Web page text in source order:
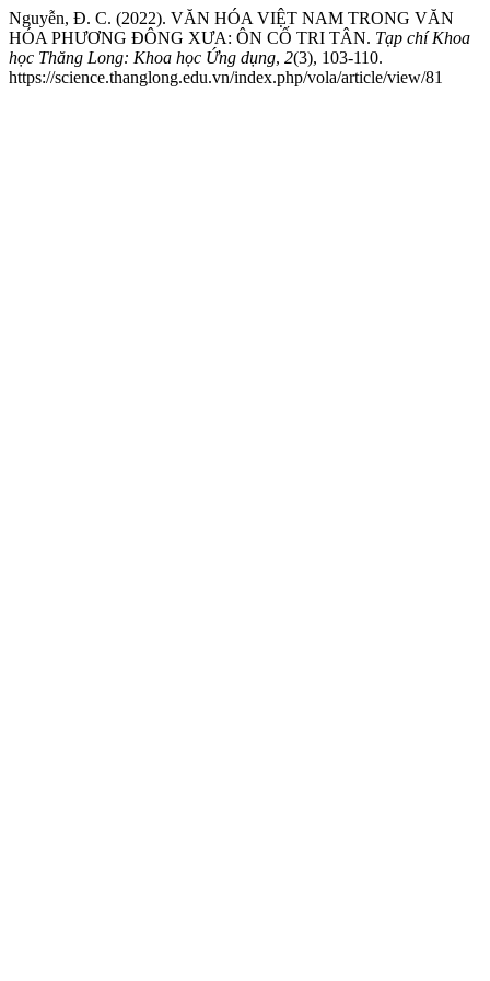
Nguyễn, Đ. C. (2022). VĂN HÓA VIỆT NAM TRONG VĂN
HÓA PHƯƠNG ĐÔNG XƯA: ÔN CỐ TRI TÂN. Tạp chí Khoa
học Thăng Long: Khoa học Ứng dụng, 2(3), 103-110.
https://science.thanglong.edu.vn/index.php/vola/article/view/81